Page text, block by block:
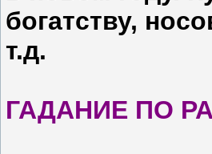
богатству,
т.д.
ГАДАНИЕ ПО